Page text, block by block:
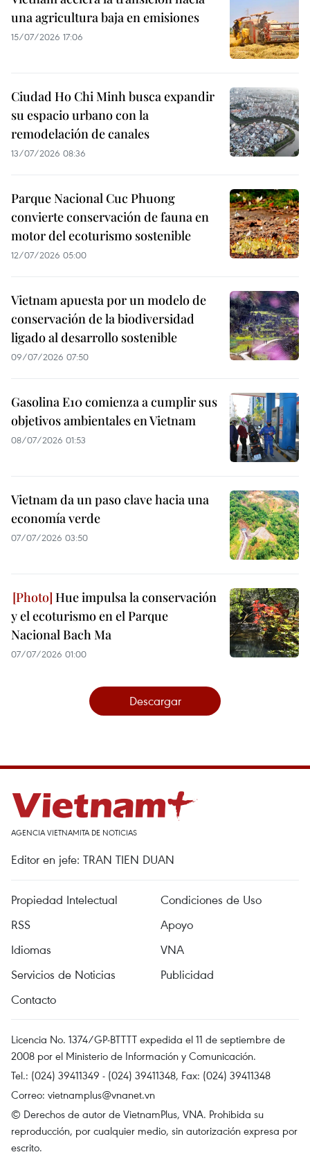
una agricultura baja en emisiones
15/07/2026 17:06
Ciudad Ho Chi Minh busca expandir
su espacio urbano con la
remodelación de canales
13/07/2026 08:36
Parque Nacional Cuc Phuong
convierte conservación de fauna en
motor del ecoturismo sostenible
12/07/2026 05:00
Vietnam apuesta por un modelo de
conservación de la biodiversidad
ligado al desarrollo sostenible
09/07/2026 07:50
Gasolina E10 comienza a cumplir sus
objetivos ambientales en Vietnam
08/07/2026 01:53
Vietnam da un paso clave hacia una
economía verde
07/07/2026 03:50
Hue impulsa la conservación
y el ecoturismo en el Parque
Nacional Bach Ma
07/07/2026 01:00
Descargar
AGENCIA VIETNAMITA DE NOTICIAS
Editor en jefe: TRAN TIEN DUAN
Propiedad Intelectual
Condiciones de Uso
RSS
Apoyo
Idiomas
VNA
Servicios de Noticias
Publicidad
Contacto
Licencia No. 1374/GP-BTTTT expedida el 11 de septiembre de
2008 por el Ministerio de Información y Comunicación.
Tel.: (024) 39411349 - (024) 39411348, Fax: (024) 39411348
Correo: vietnamplus@vnanet.vn
© Derechos de autor de VietnamPlus, VNA. Prohibida su
reproducción, por cualquier medio, sin autorización expresa por
escrito.